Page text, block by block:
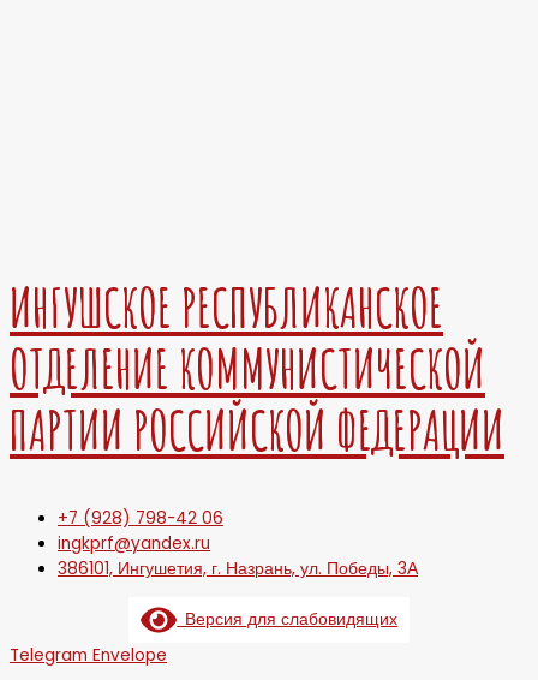
ИНГУШСКОЕ РЕСПУБЛИКАНСКОЕ
ОТДЕЛЕНИЕ КОММУНИСТИЧЕСКОЙ
ПАРТИИ РОССИЙСКОЙ ФЕДЕРАЦИИ
+7 (928) 798-42 06
ingkprf@yandex.ru
386101, Ингушетия, г. Назрань, ул. Победы, 3А
Версия для слабовидящих
Telegram Envelope